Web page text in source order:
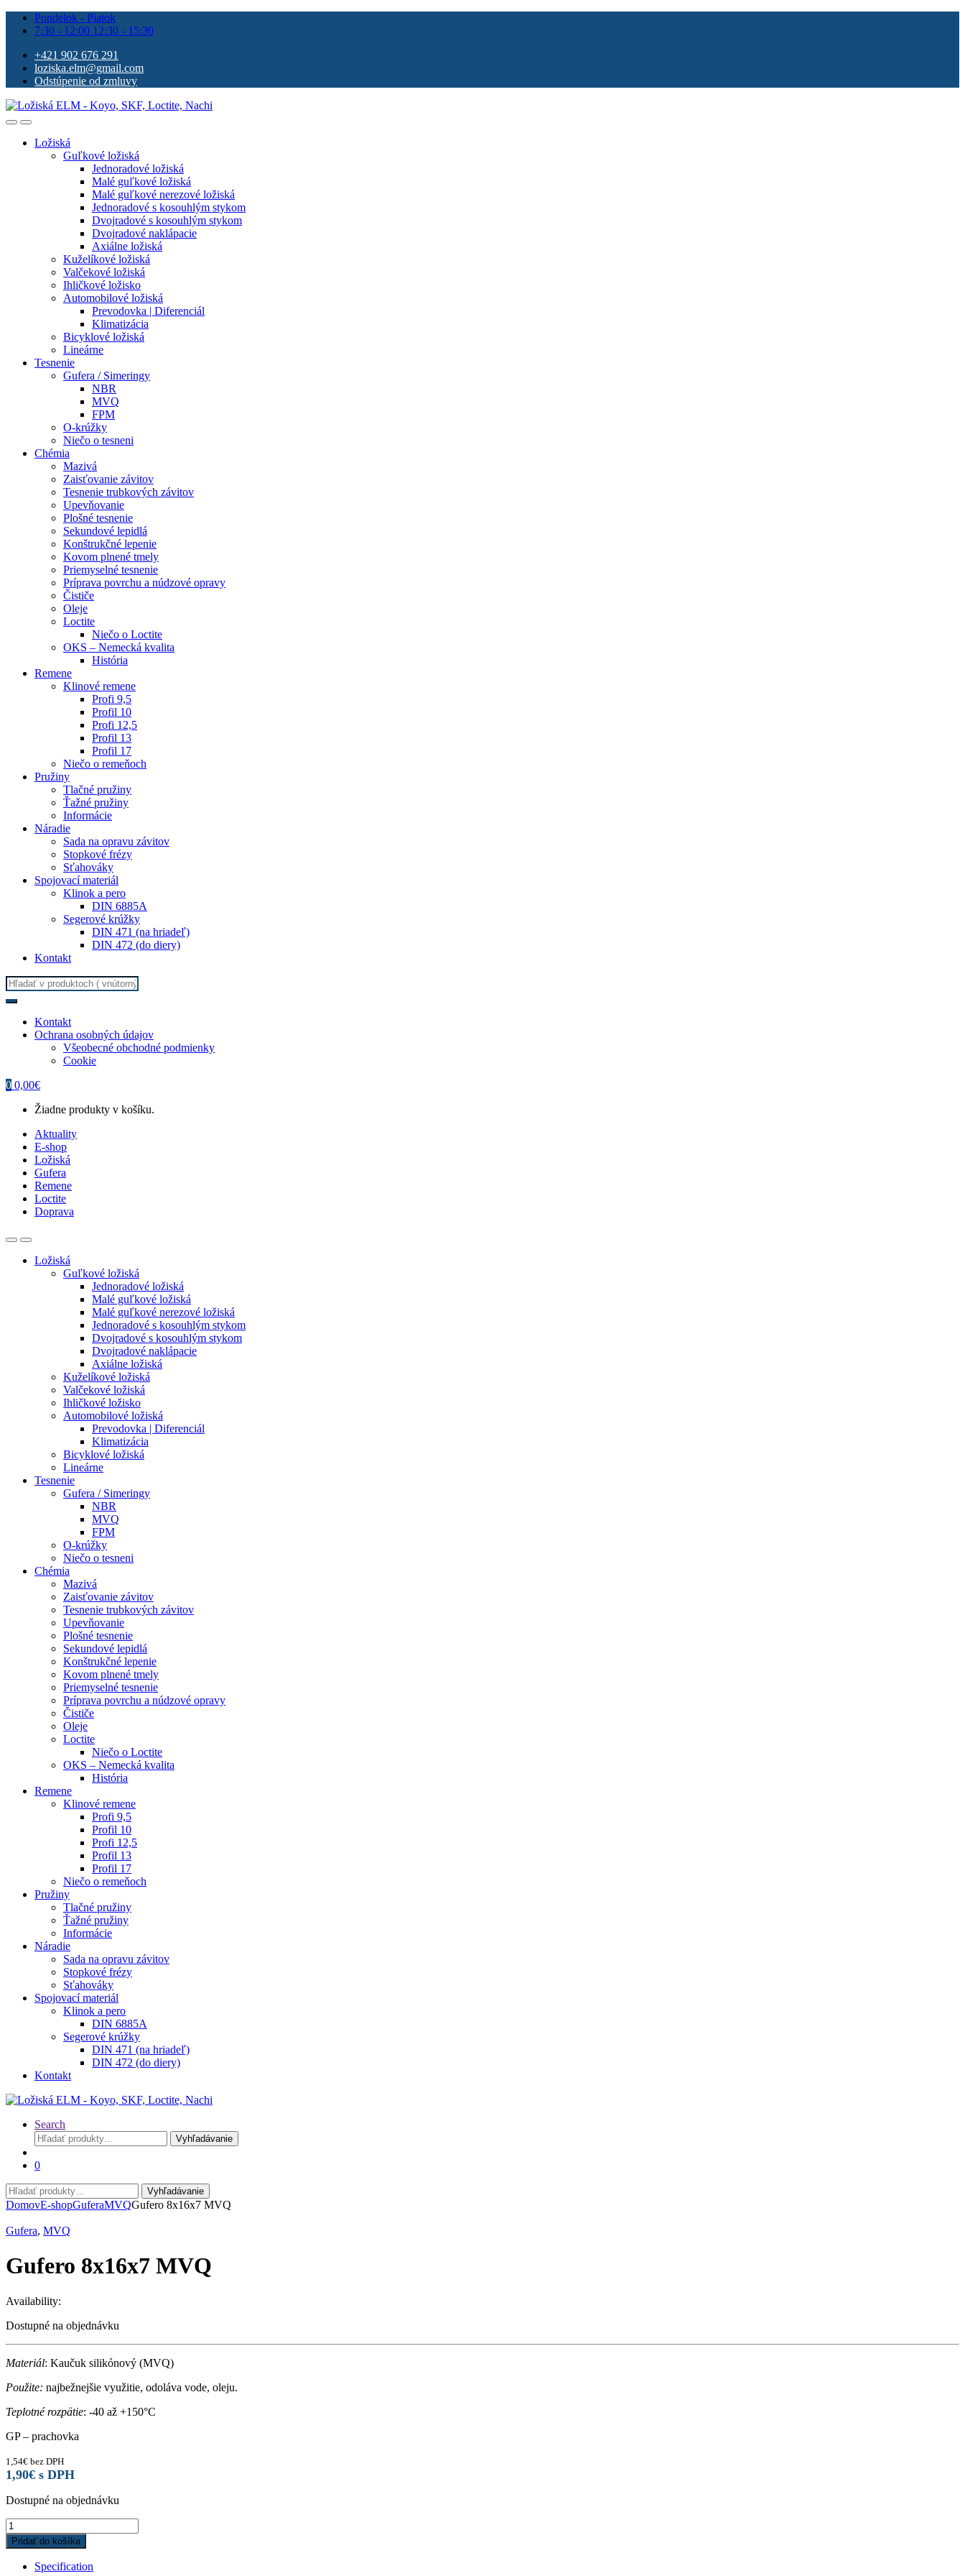
Pondelok - Piatok
7:30 - 12:00 12:30 - 15:30
+421 902 676 291
loziska.elm@gmail.com
Odstúpenie od zmluvy
Ložiská
Guľkové ložiská
Jednoradové ložiská
Malé guľkové ložiská
Malé guľkové nerezové ložiská
Jednoradové s kosouhlým stykom
Dvojradové s kosouhlým stykom
Dvojradové naklápacie
Axiálne ložiská
Kuželíkové ložiská
Valčekové ložiská
Ihličkové ložisko
Automobilové ložiská
Prevodovka | Diferenciál
Klimatizácia
Bicyklové ložiská
Lineárne
Tesnenie
Gufera / Simeringy
NBR
MVQ
FPM
O-krúžky
Niečo o tesneni
Chémia
Mazivá
Zaisťovanie závitov
Tesnenie trubkových závitov
Upevňovanie
Plošné tesnenie
Sekundové lepidlá
Konštrukčné lepenie
Kovom plnené tmely
Priemyselné tesnenie
Príprava povrchu a núdzové opravy
Čističe
Oleje
Loctite
Niečo o Loctite
OKS – Nemecká kvalita
História
Remene
Klinové remene
Profi 9,5
Profil 10
Profi 12,5
Profil 13
Profil 17
Niečo o remeňoch
Pružiny
Tlačné pružiny
Ťažné pružiny
Informácie
Náradie
Sada na opravu závitov
Stopkové frézy
Sťahováky
Spojovací materiál
Klinok a pero
DIN 6885A
Segerové krúžky
DIN 471 (na hriadeľ)
DIN 472 (do diery)
Kontakt
Search
for:
Kontakt
Ochrana osobných údajov
Všeobecné obchodné podmienky
Cookie
0 0,00€
Žiadne produkty v košíku.
Aktuality
E-shop
Ložiská
Gufera
Remene
Loctite
Doprava
Ložiská
Guľkové ložiská
Jednoradové ložiská
Malé guľkové ložiská
Malé guľkové nerezové ložiská
Jednoradové s kosouhlým stykom
Dvojradové s kosouhlým stykom
Dvojradové naklápacie
Axiálne ložiská
Kuželíkové ložiská
Valčekové ložiská
Ihličkové ložisko
Automobilové ložiská
Prevodovka | Diferenciál
Klimatizácia
Bicyklové ložiská
Lineárne
Tesnenie
Gufera / Simeringy
NBR
MVQ
FPM
O-krúžky
Niečo o tesneni
Chémia
Mazivá
Zaisťovanie závitov
Tesnenie trubkových závitov
Upevňovanie
Plošné tesnenie
Sekundové lepidlá
Konštrukčné lepenie
Kovom plnené tmely
Priemyselné tesnenie
Príprava povrchu a núdzové opravy
Čističe
Oleje
Loctite
Niečo o Loctite
OKS – Nemecká kvalita
História
Remene
Klinové remene
Profi 9,5
Profil 10
Profi 12,5
Profil 13
Profil 17
Niečo o remeňoch
Pružiny
Tlačné pružiny
Ťažné pružiny
Informácie
Náradie
Sada na opravu závitov
Stopkové frézy
Sťahováky
Spojovací materiál
Klinok a pero
DIN 6885A
Segerové krúžky
DIN 471 (na hriadeľ)
DIN 472 (do diery)
Kontakt
Search
Hľadať:
Vyhľadávanie
0
Hľadať:
Vyhľadávanie
DomovE-shopGuferaMVQGufero 8x16x7 MVQ
Gufera, MVQ
Gufero 8x16x7 MVQ
Availability:
Dostupné na objednávku
Materiál: Kaučuk silikónový (MVQ)
Použite: najbežnejšie využitie, odoláva vode, oleju.
Teplotné rozpätie: -40 až +150°C
GP – prachovka
1,54€ bez DPH
1,90€ s DPH
Dostupné na objednávku
Gufero
8x16x7
MVQ
quantity
Pridať do košíka
Specification